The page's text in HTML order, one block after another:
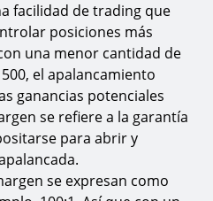
facilidad de trading que
posiciones más
una menor cantidad de
el apalancamiento
ganancias potenciales
se refiere a la garantía
para abrir y
se expresan como